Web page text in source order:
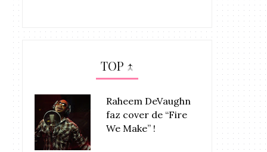
TOP ↑
Raheem DeVaughn
faz cover de “Fire
We Make” !